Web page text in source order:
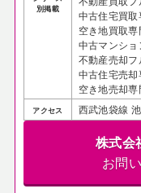
別掲載
中古住宅買
空き地買取
中古マンシ
不動産売却
中古住宅売
空き地売却
アクセス 西武池袋線
株式会
お問